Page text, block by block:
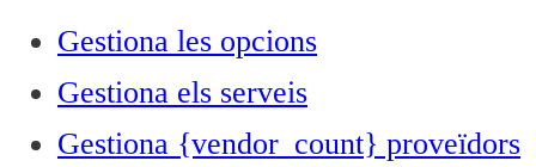
Gestiona les opcions
Gestiona els serveis
Gestiona {vendor_count} proveïdors